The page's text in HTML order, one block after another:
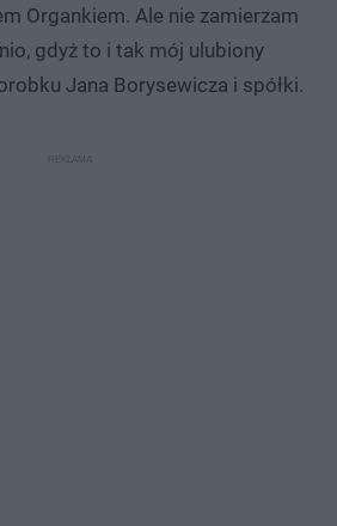
Organkiem. Ale nie zamierzam
gdyż to i tak mój ulubiony
Jana Borysewicza i spółki.